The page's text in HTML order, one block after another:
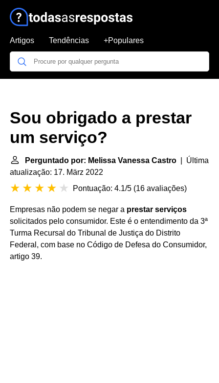
Artigos Tendências +Populares
Sou obrigado a prestar
um serviço?
Perguntado por: Melissa Vanessa Castro | Última
atualização: 17. März 2022
Pontuação: 4.1/5 (16 avaliações)
Empresas não podem se negar a prestar serviços
solicitados pelo consumidor. Este é o entendimento da 3ª
Turma Recursal do Tribunal de Justiça do Distrito
Federal, com base no Código de Defesa do Consumidor,
artigo 39.